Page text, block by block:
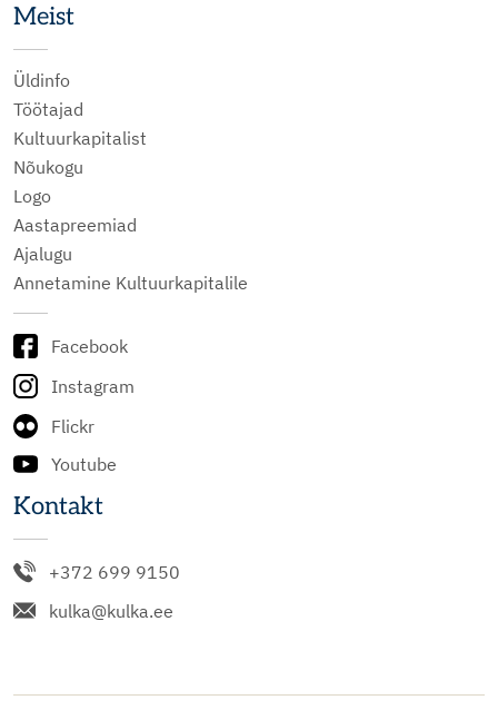
Meist
Üldinfo
Töötajad
Kultuurkapitalist
Nõukogu
Logo
Aastapreemiad
Ajalugu
Annetamine Kultuurkapitalile
Facebook
Instagram
Flickr
Youtube
Kontakt
+372 699 9150
kulka@kulka.ee